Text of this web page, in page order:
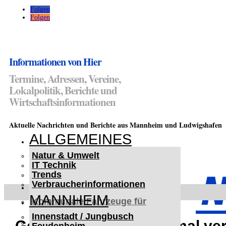
Folgen
Folgen
Informationen von Hier
Termine, Adressen, Vereine,
Lokalpolitik, Berichte und
Wirtschaftsinformationen
Aktuelle Nachrichten und Berichte aus Mannheim und Ludwigshafen
ALLGEMEINES
Natur & Umwelt
IT Technik
Trends
Verbraucherinformationen
MANNHEIM
Innenstadt / Jungbusch
< UKRAINE >
Kommunale Fahrzeuge für
Czernowitz
Nutzfahrzeuge für Czernowitz